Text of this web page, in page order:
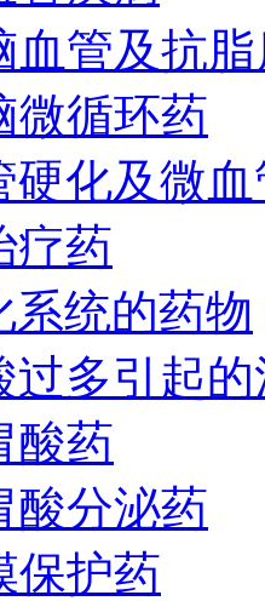
血管及抗
微循环药
硬化及微
疗药
系统的药物
过多引起
酸药
酸分泌药
保护药